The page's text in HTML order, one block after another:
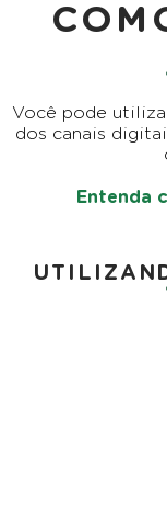
Você pode
dos canais
Entenda